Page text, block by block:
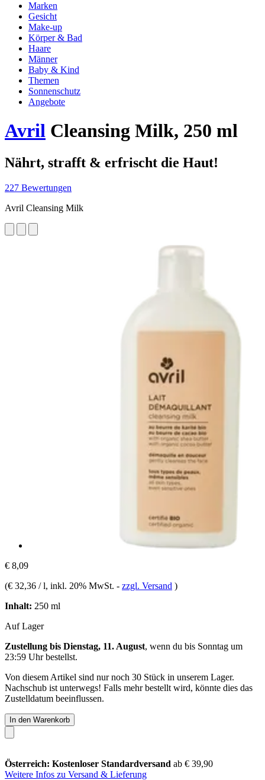
Marken
Gesicht
Make-up
Körper & Bad
Haare
Männer
Baby & Kind
Themen
Sonnenschutz
Angebote
Avril Cleansing Milk, 250 ml
Nährt, strafft & erfrischt die Haut!
227 Bewertungen
Avril Cleansing Milk
€ 8,09
(€ 32,36 / l, inkl. 20% MwSt. - zzgl. Versand )
Inhalt: 250 ml
Auf Lager
Zustellung bis Dienstag, 11. August, wenn du bis Sonntag um
23:59 Uhrbestellst.
Von diesem Artikel sind nur noch 30 Stück in unserem Lager.
Nachschub ist unterwegs! Falls mehr bestellt wird, könnte dies das
Zustelldatum beeinflussen.
In den Warenkorb
Österreich: Kostenloser Standardversand ab € 39,90
Weitere Infos zu Versand & Lieferung